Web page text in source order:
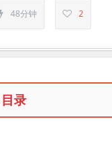
48分钟 2
目录